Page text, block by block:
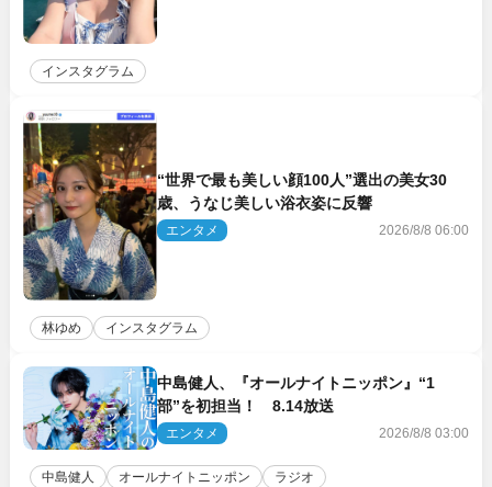
インスタグラム
“世界で最も美しい顔100人”選出の美女30
歳、うなじ美しい浴衣姿に反響
エンタメ 2026/8/8 06:00
林ゆめ インスタグラム
中島健人、『オールナイトニッポン』“1
部”を初担当！ 8.14放送
エンタメ 2026/8/8 03:00
中島健人 オールナイトニッポン ラジオ